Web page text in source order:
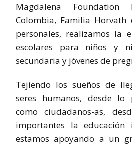
Magdalena
Colombia, Familia Horvath
personales, realizamos la
escolares para niños y
secundaria y jóvenes de
Tejiendo los sueños de
seres humanos, desde lo
como ciudadanos-as,
importantes la educación
estamos apoyando a un